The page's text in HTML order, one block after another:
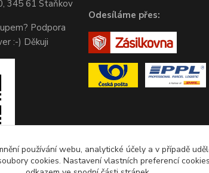
345 61 Staňkov
Podpora
:-) Děkuji
Odesíláme přes:
používání webu, analytické účely a v případě
cookies. Nastavení vlastních preferencí